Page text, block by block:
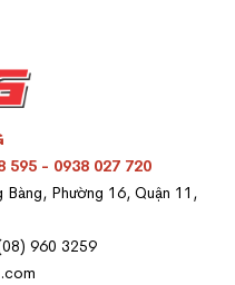
595 - 0938 027 720
Phường 16, Quận 11,
960 3259